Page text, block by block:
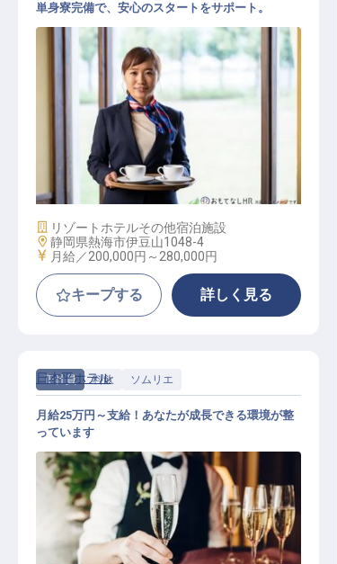
レストランスーパーバイザー
単身寮完備で、安心のスタートをサポート。
施設業態
リゾートホテルその他宿泊施設
勤務地
静岡県熱海市伊豆山1048-4
給与
月給／200,000円～ 280,000円
キープする 詳しく見る
正社員 料飲 ソムリエ
日本平ホテル
月給25万円～支給！あなたが成長できる環境が整
っています